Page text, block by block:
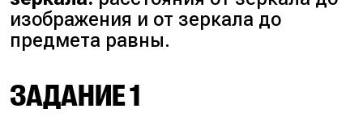
изображения и от зеркала до
предмета равны.
ЗАДАНИЕ 1